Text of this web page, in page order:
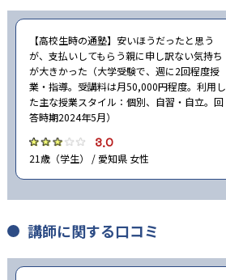
【高校生時の通塾】安いほうだったと思う
が、支払いしてもらう親に申し訳ない気持ち
が大きかった（大学受験で、週に2回程度授
業・指導。受講料は月50,000円程度。利用し
た主な授業スタイル：個別、自習・自立。回
答時期2024年5月）
3.0
21歳（学生） / 愛知県 女性
講師に関する口コミ